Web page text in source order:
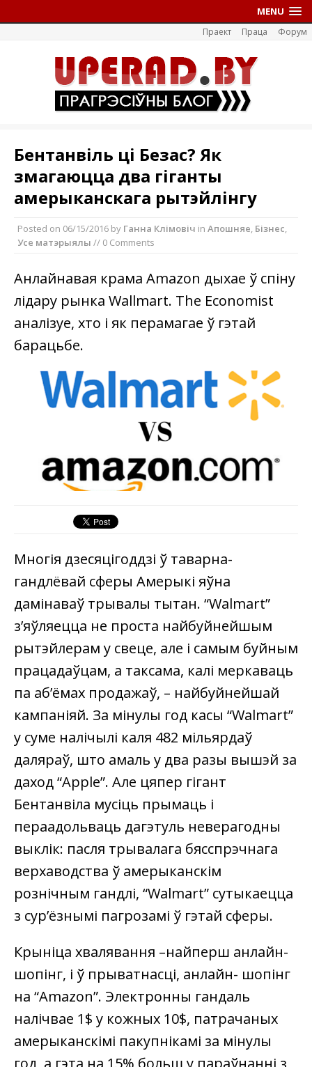
MENU
Праект Праца Форум
Бентанвіль ці Безас? Як
змагаюцца два гіганты
амерыканскага рытэйлінгу
Posted on 06/15/2016 by Ганна Клімовіч in Апошняе Бізнес
Усе матэрыялы // 0 Comments
Анлайнавая крама Amazon дыхае ў спіну
лідару рынка Wallmart. The Economist
аналізуе, хто і як перамагае ў гэтай
барацьбе.
Многія дзесяцігоддзі ў таварна-
гандлёвай сферы Амерыкі яўна
дамінаваў трывалы тытан. “Walmart”
з’яўляецца не проста найбуйнейшым
рытэйлерам у свеце, але і самым буйным
працадаўцам, а таксама, калі меркаваць
па аб’ёмах продажаў, – найбуйнейшай
кампаніяй. За мінулы год касы “Walmart”
у суме налічылі каля 482 мільярдаў
даляраў, што амаль у два разы вышэй за
даход “Apple”. Але цяпер гігант
Бентанвіла мусіць прымаць і
пераадольваць дагэтуль неверагодны
выклік: пасля трывалага бясспрэчнага
верхаводства ў амерыканскім
рознічным гандлі, “Walmart” сутыкаецца
з сур’ёзнымі пагрозамі ў гэтай сферы.
Крыніца хвалявання –найперш анлайн-
шопінг, і ў прыватнасці, анлайн- шопінг
на “Amazon”. Электронны гандаль
налічвае 1$ у кожных 10$, патрачаных
амерыканскімі пакупнікамі за мінулы